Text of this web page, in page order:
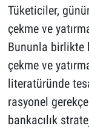
Tüketiciler,
çekme ve
Bununla birlikte
çekme ve
literatüründe
rasyonel
bankacılık